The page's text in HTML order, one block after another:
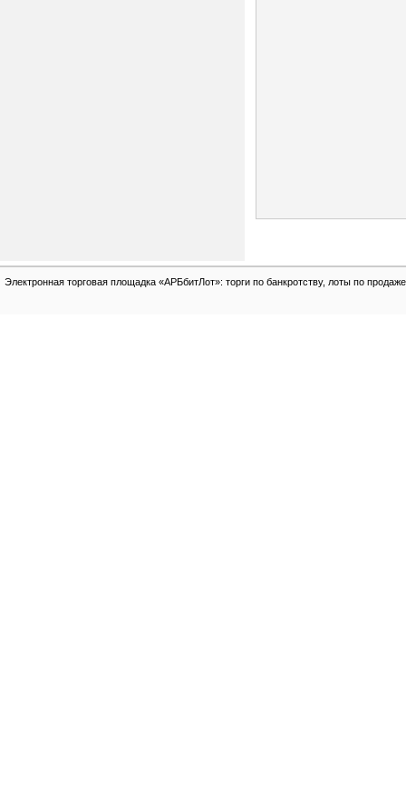
Электронная торговая площадка «АРБбитЛот»: торги по банкротству, лоты по